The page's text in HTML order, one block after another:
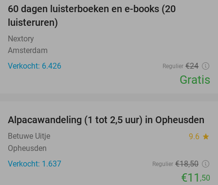
60 dagen luisterboeken en e-books (20
luisteruren)
Nextory
Amsterdam
Verkocht: 6.426
Regulier €24
Gratis
38%
Alpacawandeling (1 tot 2,5 uur) in Opheusden
Betuwe Uitje 9.6 star
Opheusden
Verkocht: 1.637
Regulier €18,50
€11 ,50